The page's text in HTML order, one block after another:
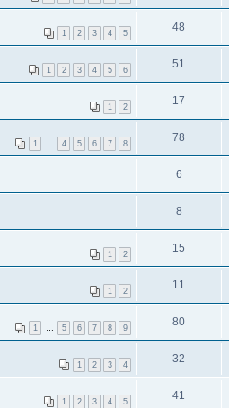
1 2 3 4 5 48
1 2 3 4 5 6 51
1 2 17
1 4 5 6 7 8 78
6
8
1 2 15
1 2 11
1 5 6 7 8 9 80
1 2 3 4 32
1 2 3 4 5 41